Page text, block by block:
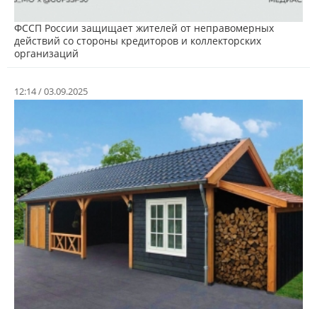
ФССП России защищает жителей от неправомерных
действий со стороны кредиторов и коллекторских
организаций
12:14 / 03.09.2025